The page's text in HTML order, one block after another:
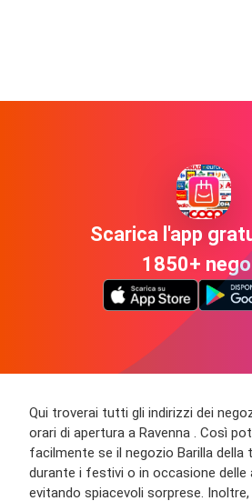
Scarica l'app
1850+
Qui troverai tutti gli indirizzi dei
orari di apertura a Ravenna . Così
facilmente se il negozio Barilla della
durante i festivi o in occasione delle
evitando spiacevoli sorprese.